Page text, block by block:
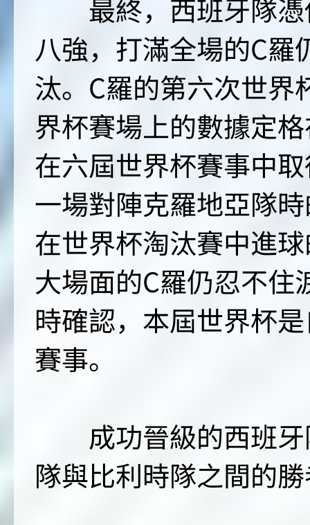
最終，西班牙隊憑
八強，打滿全場的C
汰。C羅的第六次世界
界杯賽場上的數據定
在六屆世界杯賽事中
一場對陣克羅地亞隊
在世界杯淘汰賽中進
大場面的C羅仍忍不
時確認，本屆世界杯
賽事。
成功晉級的西班牙
隊與比利時隊之間的